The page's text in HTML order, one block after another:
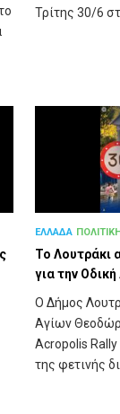
Τρίτης 30/6
ΕΛΛΑΔΑ
Το Λουτράκι
για την
Ο Δήμος
Αγίων
Acropolis Rally
της φετινής